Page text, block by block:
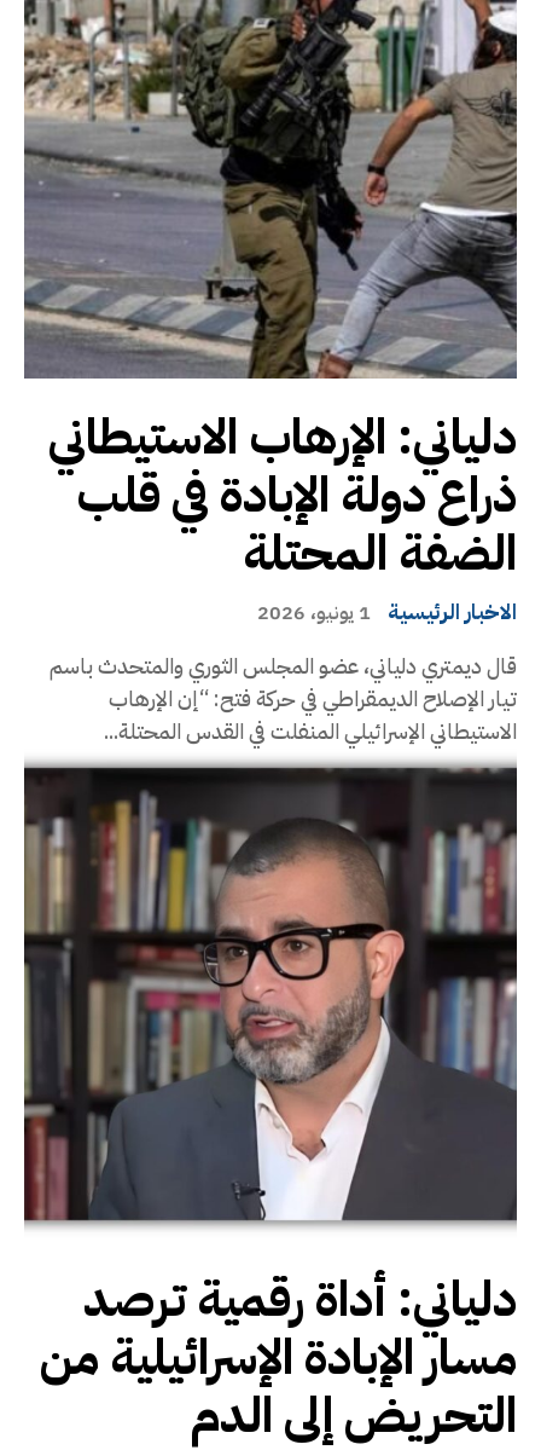
دلياني: الإرهاب الاستيطاني
ذراع دولة الإبادة في قلب
الضفة المحتلة
الاخبار الرئيسية 1 يونيو، 2026
قال ديمتري دلياني، عضو المجلس الثوري والمتحدث باسم
تيار الإصلاح الديمقراطي في حركة فتح: “إن الإرهاب
الاستيطاني الإسرائيلي المنفلت في القدس المحتلة...
دلياني: أداة رقمية ترصد
مسار الإبادة الإسرائيلية من
التحريض إلى الدم